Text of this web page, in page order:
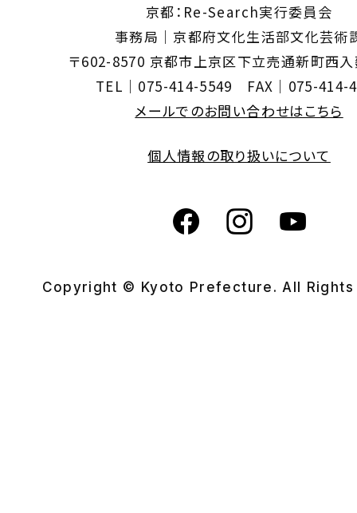
京都：Re-Search実行委員会
事務局｜京都府文化生活部文化芸術
〒602-8570 京都市上京区下立売通新町西入
TEL｜075-414-5549 FAX｜075-414-
メールでのお問い合わせはこちら
個人情報の取り扱いについて
Copyright © Kyoto Prefecture. All Rights